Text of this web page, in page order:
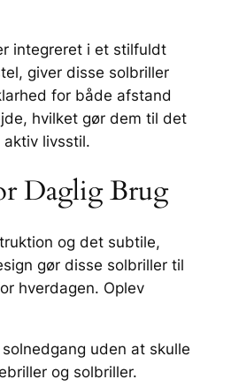
g
u
n
m
e
a
–
N
Y
6
7
integreret i et stilfuldt
giver disse solbriller
for både afstand
hvilket gør dem til det
livsstil.
Daglig Brug
og det subtile,
gør disse solbriller til
hverdagen. Oplev
uden at skulle
og solbriller.